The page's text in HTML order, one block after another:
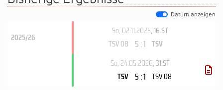
Datum anzeigen
2025/26
So, 02.11.2025, 16.ST
TSV 08 5 : 1 TSV
So, 24.05.2026, 31.ST
TSV 5 : 1 TSV 08